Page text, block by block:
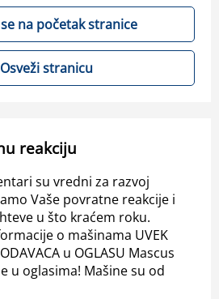
na početak stranice
Osveži stranicu
reakciju
su vredni za razvoj
Vaše povratne reakcije i
u što kraćem roku.
o mašinama UVEK
u OGLASU Mascus
u oglasima! Mašine su od